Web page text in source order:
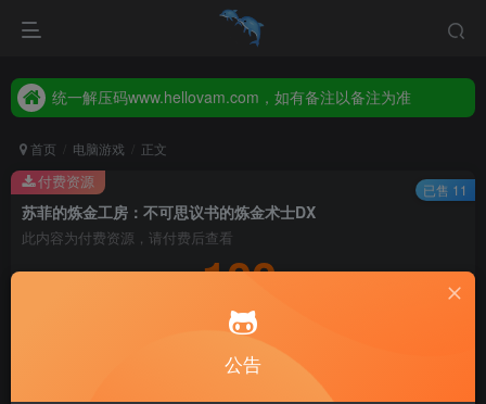
统一解压码www.hellovam.com，如有备注以备注为准
统一解压码www.hellovam.com，如有备注以备注为准
首页 电脑游戏 正文
苏菲的炼金工房：不可思议书的炼金术士DX
此内容为付费资源，请付费后查看
100
付费资源 已售 11
公告